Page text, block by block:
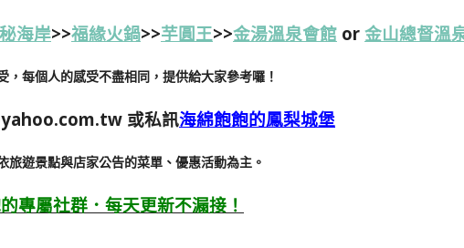
海岸>>福緣火鍋>>芋圓王>>金湯溫泉會館 or 金山總督溫
，每個人的感受不盡相同，提供給大家參考囉！
或私訊海綿飽飽的鳳梨城堡
旅遊景點與店家公告的菜單、優惠活動為主。
專屬社群．每天更新不漏接！